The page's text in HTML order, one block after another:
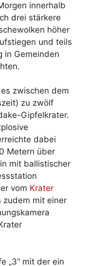
innerhalb
drei stärkere
höher
und teils
in Gemeinden
zwischen dem
zu zwölf
Gipfelkrater.
dabei
Metern über
mit ballistischer
vom Krater
zudem mit einer
„3“ mit der ein